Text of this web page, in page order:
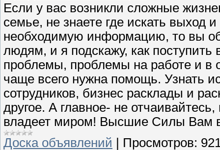
Если у вас возникли сложные
семье, не знаете где искать выход
необходимую информацию, то вы
людям, и я подскажу, как
проблемы, проблемы на работе и в
чаще всего нужна помощь. Узнать
сотрудников, бизнес расклады и
другое. А главное- не
владеет миром! Высшие Силы Вам
Доска объявлений | Просмотров: